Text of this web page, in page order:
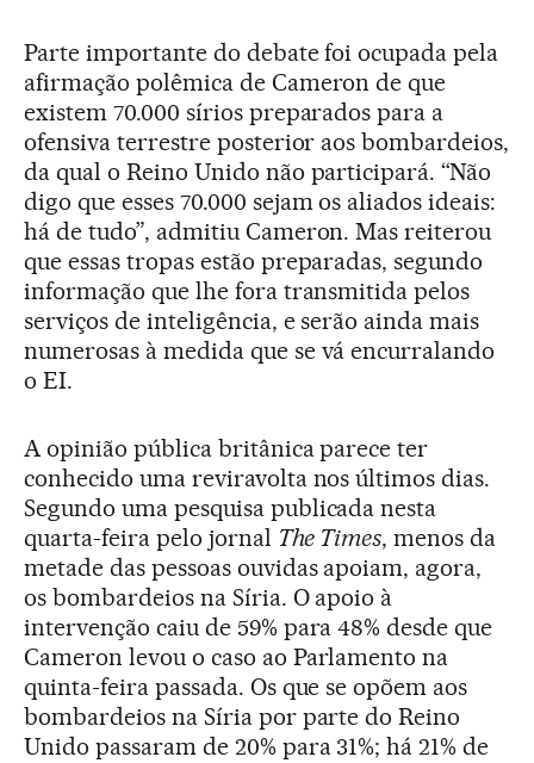
Parte importante do debate foi ocupada pela
afirmação polêmica de Cameron de que
existem 70.000 sírios preparados para a
ofensiva terrestre posterior aos bombardeios,
da qual o Reino Unido não participará. “Não
digo que esses 70.000 sejam os aliados ideais:
há de tudo”, admitiu Cameron. Mas reiterou
que essas tropas estão preparadas, segundo
informação que lhe fora transmitida pelos
serviços de inteligência, e serão ainda mais
numerosas à medida que se vá encurralando
o EI.
A opinião pública britânica parece ter
conhecido uma reviravolta nos últimos dias.
Segundo uma pesquisa publicada nesta
quarta-feira pelo jornal The Times, menos da
metade das pessoas ouvidas apoiam, agora,
os bombardeios na Síria. O apoio à
intervenção caiu de 59% para 48% desde que
Cameron levou o caso ao Parlamento na
quinta-feira passada. Os que se opõem aos
bombardeios na Síria por parte do Reino
Unido passaram de 20% para 31%; há 21% de